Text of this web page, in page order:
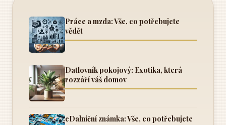
Práce a mzda: Vše, co potřebujete
vědět
Datlovník pokojový: Exotika, která
rozzáří váš domov
eDalniční známka: Vše, co potřebujete